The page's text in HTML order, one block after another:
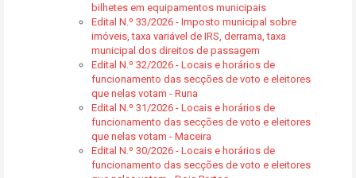
bilhetes em equipamentos municipais
Edital N.º 33/2026 - Imposto municipal sobre
imóveis, taxa variável de IRS, derrama, taxa
municipal dos direitos de passagem
Edital N.º 32/2026 - Locais e horários de
funcionamento das secções de voto e eleitores
que nelas votam - Runa
Edital N.º 31/2026 - Locais e horários de
funcionamento das secções de voto e eleitores
que nelas votam - Maceira
Edital N.º 30/2026 - Locais e horários de
funcionamento das secções de voto e eleitores